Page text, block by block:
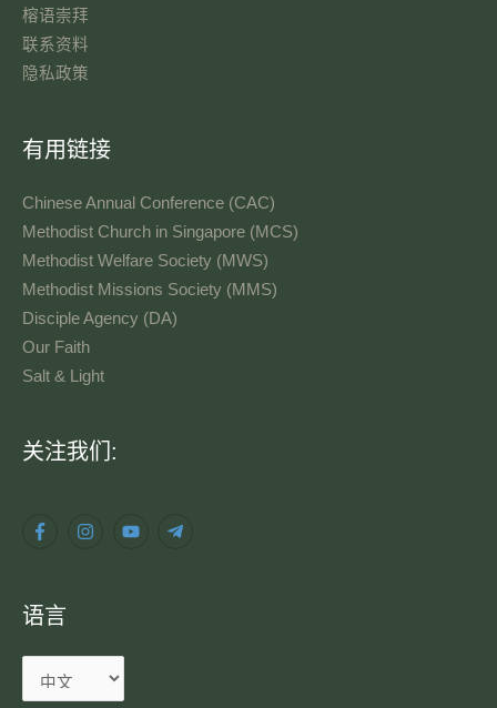
榕语崇拜
联系资料​
隐私政策
有用链接
Chinese Annual Conference (CAC)
Methodist Church in Singapore (MCS)
Methodist Welfare Society (MWS)
Methodist Missions Society (MMS)
Disciple Agency (DA)
Our Faith
Salt & Light
关注我们:
语言
语